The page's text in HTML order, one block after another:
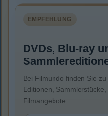
EMPFEHLUNG
DVDs, Blu-ray
Bei Filmundo finden Sie
Editionen,
Filmangebote.